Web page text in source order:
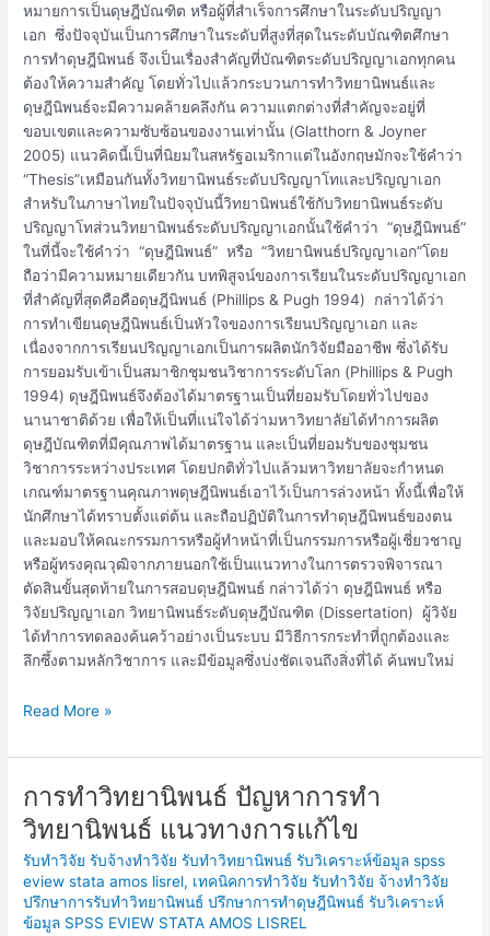
หมายการเป็นดุษฎีบัณฑิต หรือผู้ที่สำเร็จการศึกษาในระดับปริญญา
เอก ซึ่งปัจจุบันเป็นการศึกษาในระดับที่สูงที่สุดในระดับบัณฑิตศึกษา
การทำดุษฎีนิพนธ์ จึงเป็นเรื่องสำคัญที่บัณฑิตระดับปริญญาเอกทุกคน
ต้องให้ความสำคัญ โดยทั่วไปแล้วกระบวนการทำวิทยานิพนธ์และ
ดุษฎีนิพนธ์จะมีความคล้ายคลึงกัน ความแตกต่างที่สำคัญจะอยู่ที่
ขอบเขตและความซับซ้อนของงานเท่านั้น (Glatthorn & Joyner
2005) แนวคิดนี้เป็นที่นิยมในสหรัฐอเมริกาแต่ในอังกฤษมักจะใช้คำว่า
“Thesis”เหมือนกันทั้งวิทยานิพนธ์ระดับปริญญาโทและปริญญาเอก
สำหรับในภาษาไทยในปัจจุบันนี้วิทยานิพนธ์ใช้กับวิทยานิพนธ์ระดับ
ปริญญาโทส่วนวิทยานิพนธ์ระดับปริญญาเอกนั้นใช้คำว่า “ดุษฎีนิพนธ์”
ในที่นี้จะใช้คำว่า “ดุษฎีนิพนธ์” หรือ ”วิทยานิพนธ์ปริญญาเอก”โดย
ถือว่ามีความหมายเดียวกัน บทพิสูจน์ของการเรียนในระดับปริญญาเอก
ที่สำคัญที่สุดคือคือดุษฎีนิพนธ์ (Phillips & Pugh 1994) กล่าวได้ว่า
การทำเขียนดุษฎีนิพนธ์เป็นหัวใจของการเรียนปริญญาเอก และ
เนื่องจากการเรียนปริญญาเอกเป็นการผลิตนักวิจัยมืออาชีพ ซึ่งได้รับ
การยอมรับเข้าเป็นสมาชิกชุมชนวิชาการระดับโลก (Phillips & Pugh
1994) ดุษฎีนิพนธ์จึงต้องได้มาตรฐานเป็นที่ยอมรับโดยทั่วไปของ
นานาชาติด้วย เพื่อให้เป็นที่แน่ใจได้ว่ามหาวิทยาลัยได้ทำการผลิต
ดุษฎีบัณฑิตที่มีคุณภาพได้มาตรฐาน และเป็นที่ยอมรับของชุมชน
วิชาการระหว่างประเทศ โดยปกติทั่วไปแล้วมหาวิทยาลัยจะกำหนด
เกณฑ์มาตรฐานคุณภาพดุษฎีนิพนธ์เอาไว้เป็นการล่วงหน้า ทั้งนี้เพื่อให้
นักศึกษาได้ทราบตั้งแต่ต้น และถือปฏิบัติในการทำดุษฎีนิพนธ์ของตน
และมอบให้คณะกรรมการหรือผู้ทำหน้าที่เป็นกรรมการหรือผู้เชี่ยวชาญ
หรือผู้ทรงคุณวุฒิจากภายนอกใช้เป็นแนวทางในการตรวจพิจารณา
ตัดสินขั้นสุดท้ายในการสอบดุษฎีนิพนธ์ กล่าวได้ว่า ดุษฎีนิพนธ์ หรือ
วิจัยปริญญาเอก วิทยานิพนธ์ระดับดุษฎีบัณฑิต (Dissertation) ผู้วิจัย
ได้ทำการทดลองค้นคว้าอย่างเป็นระบบ มีวิธีการกระทำที่ถูกต้องและ
ลึกซึ้งตามหลักวิชาการ และมีข้อมูลซึ่งบ่งชัดเจนถึงสิ่งที่ได้ ค้นพบใหม่
Read More »
การทำวิทยานิพนธ์ ปัญหาการทำ
วิทยานิพนธ์ แนวทางการแก้ไข
รับทำวิจัย รับจ้างทำวิจัย รับทำวิทยานิพนธ์ รับวิเคราะห์ข้อมูล spss
eview stata amos lisrel, เทคนิคการทำวิจัย รับทำวิจัย จ้างทำวิจัย
ปรึกษาการรับทำวิทยานิพนธ์ ปรึกษาการทำดุษฎีนิพนธ์ รับวิเคราะห์
ข้อมูล SPSS EVIEW STATA AMOS LISREL
การ
ทำ
วิทยานิพนธ์
ปัญหา
การ
ทำ